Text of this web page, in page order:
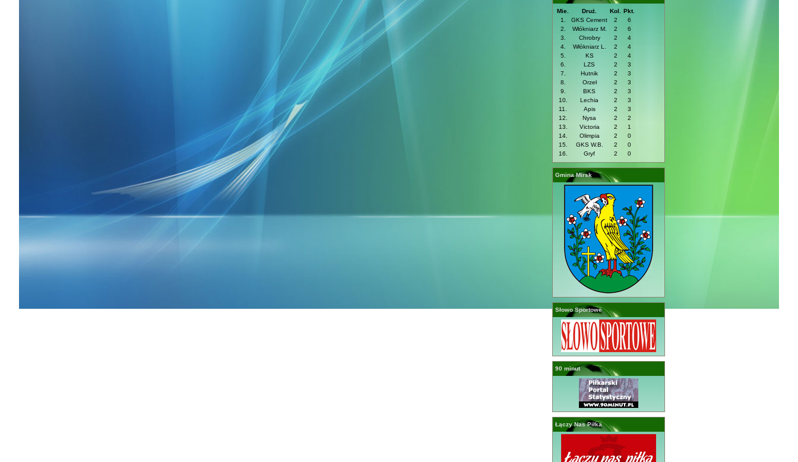
Mie. Druż. Kol.
Pkt.
1.
GKS Cement 2
6
2.
Włókniarz M. 2
6
3.
Chrobry 2
4
4.
Włókniarz L. 2
4
5.
KS 2
4
6.
LZS 2
3
7.
Hutnik 2
3
8.
Orzeł 2
3
9.
BKS 2
3
10.
Lechia 2
3
11.
Apis 2
3
12.
Nysa 2
2
13.
Victoria 2
1
14.
Olimpia 2
0
15.
GKS W.B. 2
0
16.
Gryf 2 0
Gmina Mirsk
Słowo Sportowe
90 minut
Łączy Nas Piłka